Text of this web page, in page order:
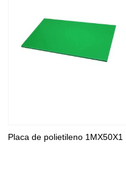
Placa de polietileno 1MX50X1